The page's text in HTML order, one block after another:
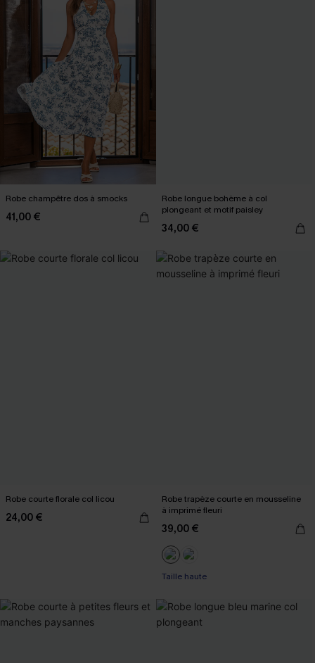
Robe champêtre dos à smocks
41,00 €
Robe longue bohème à col
plongeant et motif paisley
34,00 €
Robe courte florale col licou
24,00 €
Robe trapèze courte en mousseline
à imprimé fleuri
39,00 €
Taille haute